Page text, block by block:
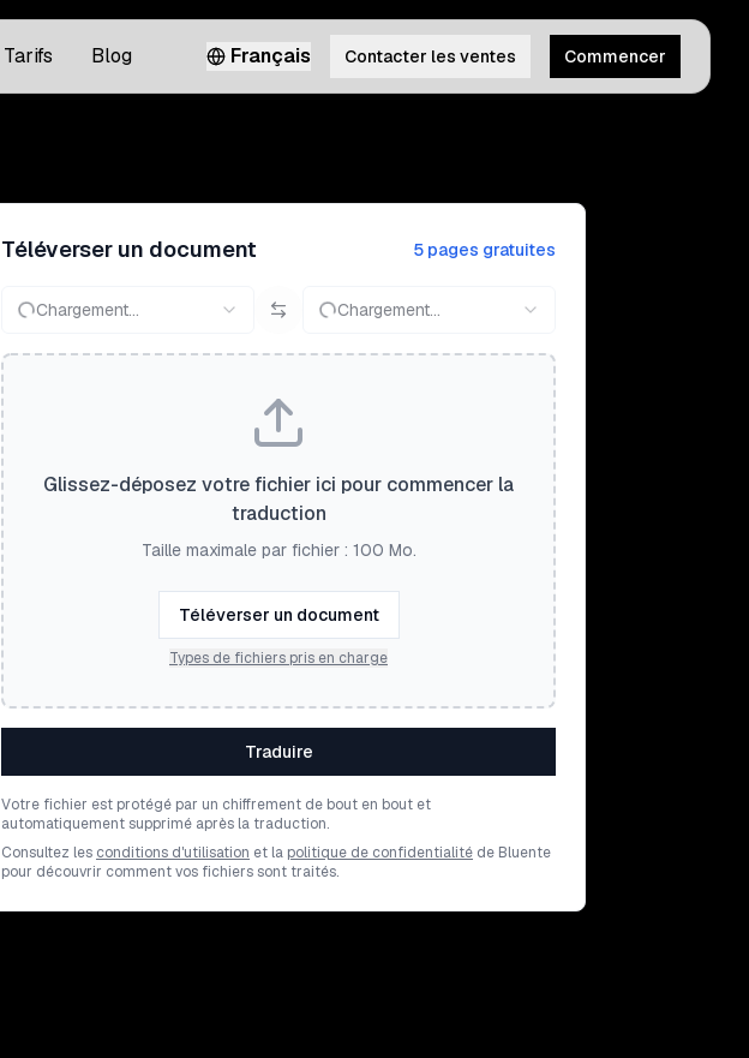
Tarifs Blog Français Contacter les ventes Commencer
Téléverser un document 5 pages gratuites
Chargement... Chargement...
Glissez-déposez votre fichier ici pour commencer la
traduction
Taille maximale par fichier : 100 Mo.
Téléverser un document
Types de fichiers pris en charge
Traduire
Votre fichier est protégé par un chiffrement de bout en bout et
automatiquement supprimé après la traduction.
Consultez les conditions d'utilisation et la politique de confidentialité de Bluente
pour découvrir comment vos fichiers sont traités.